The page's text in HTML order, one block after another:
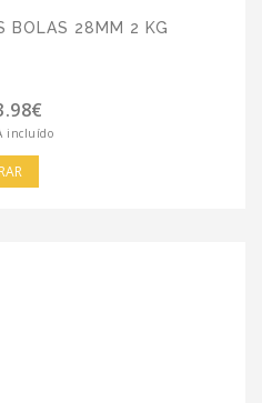
BOLAS 28MM 2 KG
incluído